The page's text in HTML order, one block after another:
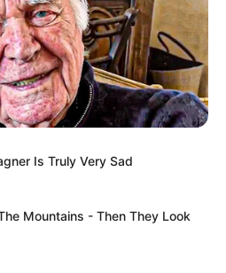
Is Truly Very Sad
Mountains - Then They Look